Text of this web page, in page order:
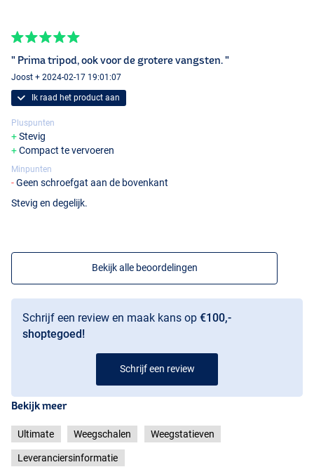
" Prima tripod, ook voor de grotere vangsten. "
Joost + 2024-02-17 19:01:07
Ik raad het product aan
Pluspunten
Stevig
Compact te vervoeren
Minpunten
Geen schroefgat aan de bovenkant
Stevig en degelijk.
Bekijk alle beoordelingen
Schrijf een review en maak kans op €100,-
shoptegoed!
Schrijf een review
Bekijk meer
Ultimate Weegschalen Weegstatieven
Leveranciersinformatie